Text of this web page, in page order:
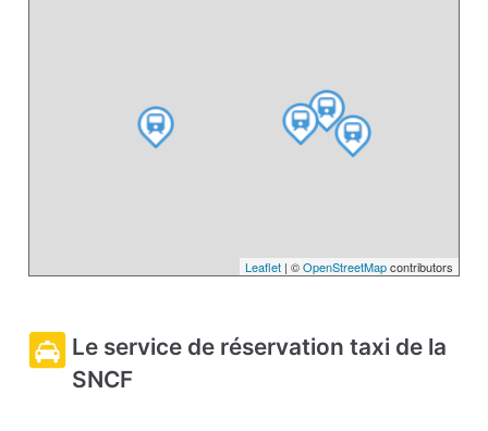
Leaflet| ©OpenStreetMapcontributors
Le service de réservation taxi de la
SNCF